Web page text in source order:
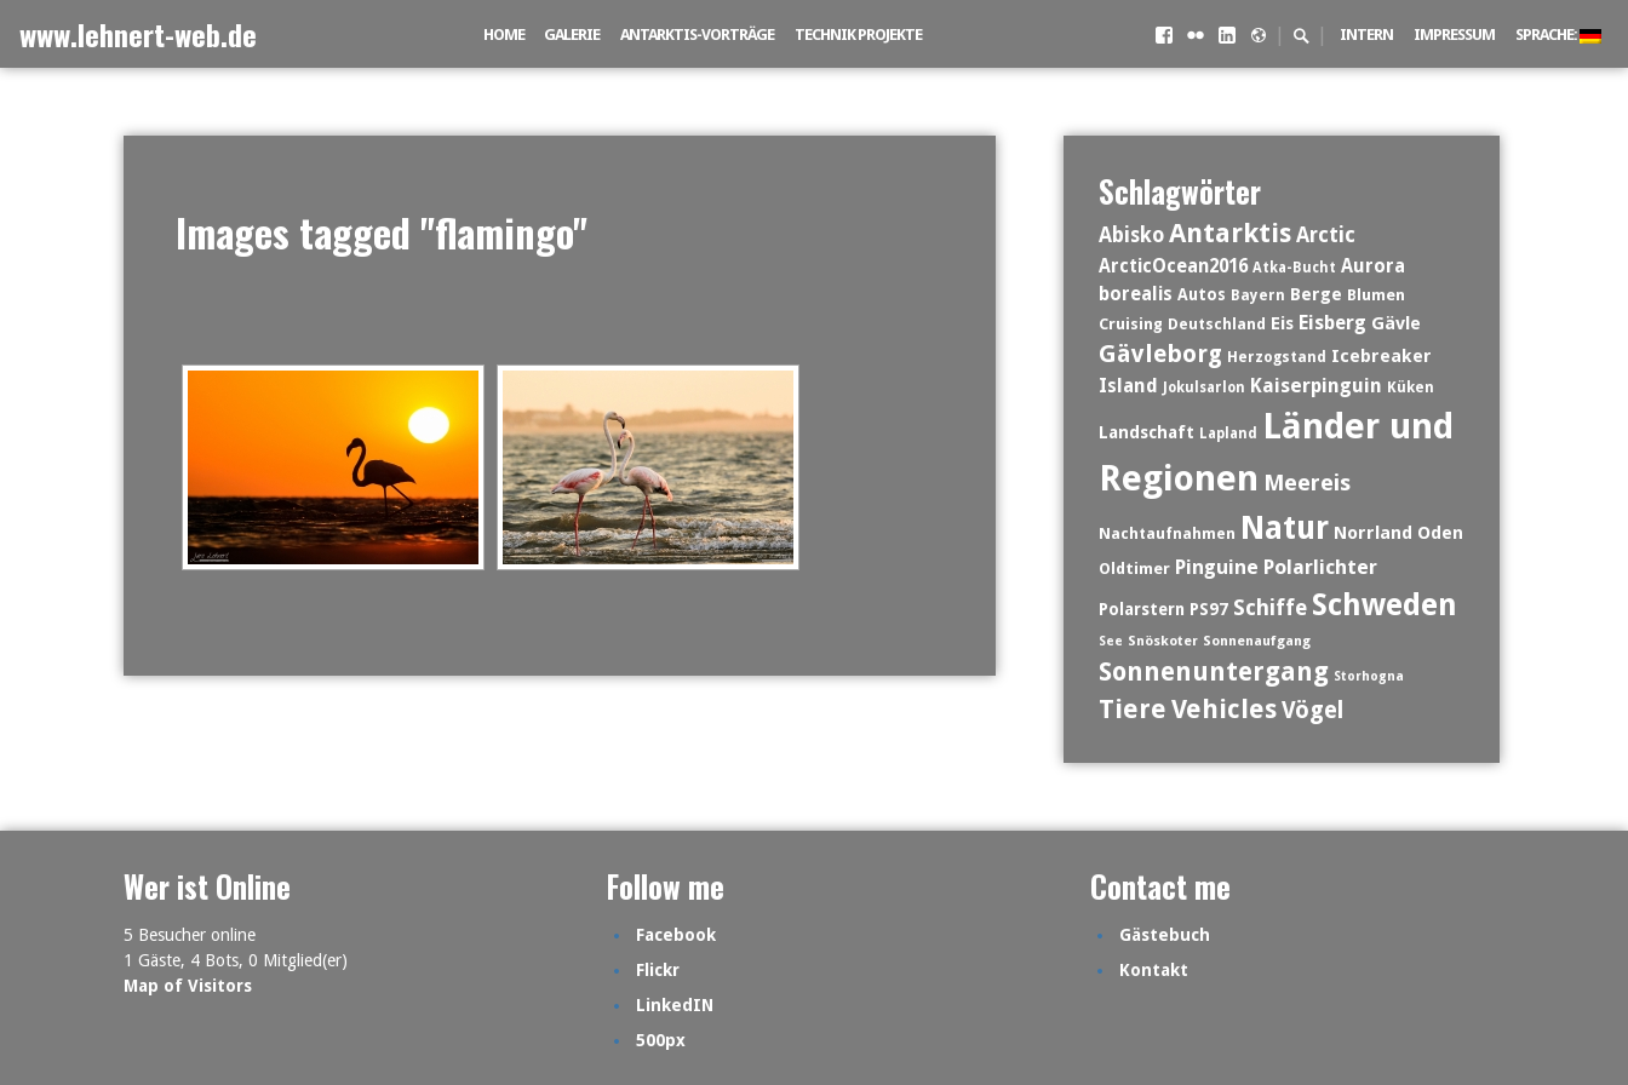
Inhalt
springen
www.lehnert-web.de HOME GALERIE ANTARKTIS-VORTRÄGE TECHNIK PROJEKTE Facebook
FlickrLinkedIN
500px
| Suchschalter
| INTERN IMPRESSUM SPRACHE:
Images tagged "flamingo"
Schlagwörter
Abisko Antarktis Arctic
ArcticOcean2016 Atka-Bucht Aurora
borealis Autos Bayern Berge Blumen
Cruising Deutschland Eis Eisberg Gävle
Gävleborg Herzogstand Icebreaker
Island Jokulsarlon Kaiserpinguin Küken
Landschaft Lapland
Länder und
Regionen Meereis
Nachtaufnahmen Natur Norrland Oden
Oldtimer Pinguine Polarlichter
Polarstern PS97 Schiffe Schweden
See Snöskoter Sonnenaufgang
Sonnenuntergang Storhogna
Tiere VehiclesVögel
Wer ist Online
5 Besucher online
1 Gäste, 4 Bots, 0 Mitglied(er)
Map of Visitors
Follow me
Facebook
Flickr
LinkedIN
500px
Contact me
Gästebuch
Kontakt